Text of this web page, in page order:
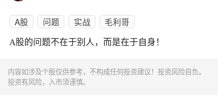
A股 问题 实战 毛利哥
A股的问题不在于别人，而是在于自身！
内容如涉及个股仅供参考，不构成任何投资建议！投资风险自负。
投资有风险，入市须谨慎。